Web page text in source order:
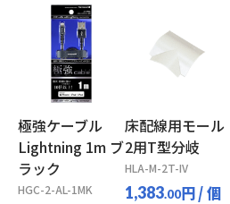
極強ケーブル
Lightning 1m ブ
ラック
HGC-2-AL-1MK
床配線用モール
2用T型分岐
HLA-M-2T-IV
1,383.00円/ 個